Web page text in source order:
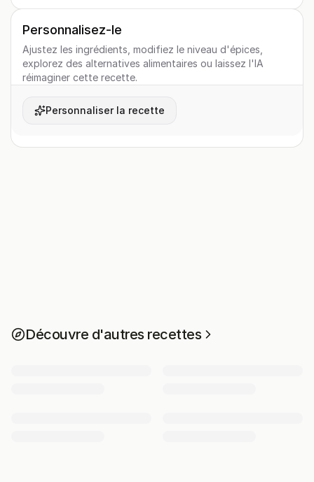
Personnalisez-le
Ajustez les ingrédients, modifiez le niveau d'épices,
explorez des alternatives alimentaires ou laissez l'IA
réimaginer cette recette.
Personnaliser la recette
Découvre d'autres recettes